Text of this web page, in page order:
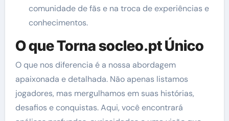
comunidade de fãs e na troca de experiências e
conhecimentos.
O que Torna socleo.pt Único
O que nos diferencia é a nossa abordagem
apaixonada e detalhada. Não apenas listamos
jogadores, mas mergulhamos em suas histórias,
desafios e conquistas. Aqui, você encontrará